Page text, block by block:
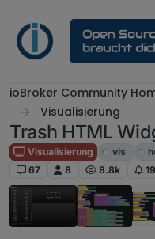
ioBroker Community
Visualisierung
Trash HTML
Visualisierung vis
67
8 8.8k 19